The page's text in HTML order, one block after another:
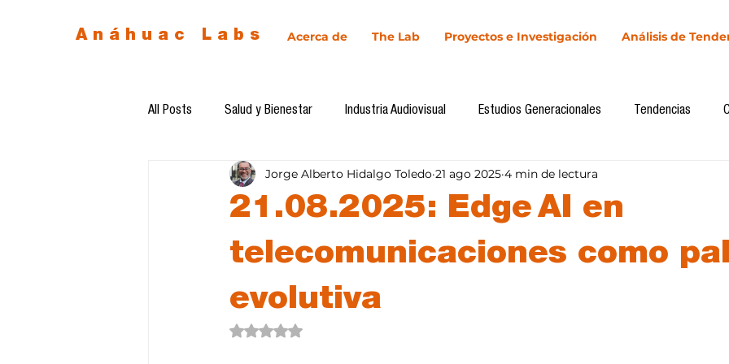
Anáhuac Labs Acerca de The Lab Proyectos e Investigación Análisis de
All Posts Salud y Bienestar Industria Audiovisual Estudios Generacionales Tendencias
Egresados Inteligencia Artificial Cultura Digital Comunicación y Sociedad
Diseño de futuro Ética de la Comunicación Investigación
Software del mes Cursos Casos de estudio
21.08.2025: Edge AI en
telecomunicaciones como
evolutiva
Jorge Alberto Hidalgo Toledo 21 ago 2025 4 min de lectura
Obtuvo NaN de 5 estrellas.